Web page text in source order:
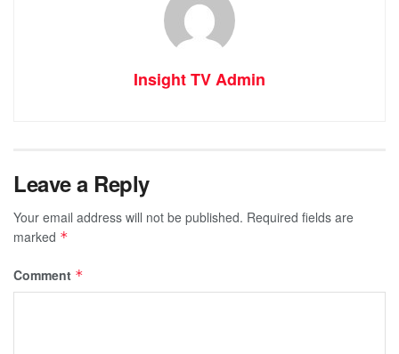
Insight TV Admin
Leave a Reply
Your email address will not be published. Required fields are
marked *
Comment *